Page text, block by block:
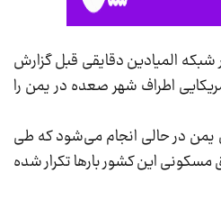
شبکه المیادین دقایقی قبل گزارش
اطراف شهر صعده در یمن را
یمن در حالی انجام می‌شود که طی
مسکونی این کشور بار‌ها تکرار شده